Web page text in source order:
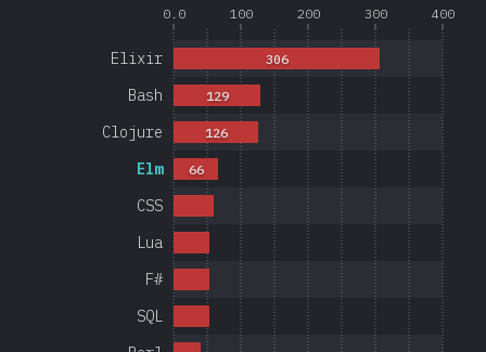
0.0 100 200 300 400
SQL
F#
Lua
CSS
Elm
Clojure
Bash
Elixir
66
126
129
306